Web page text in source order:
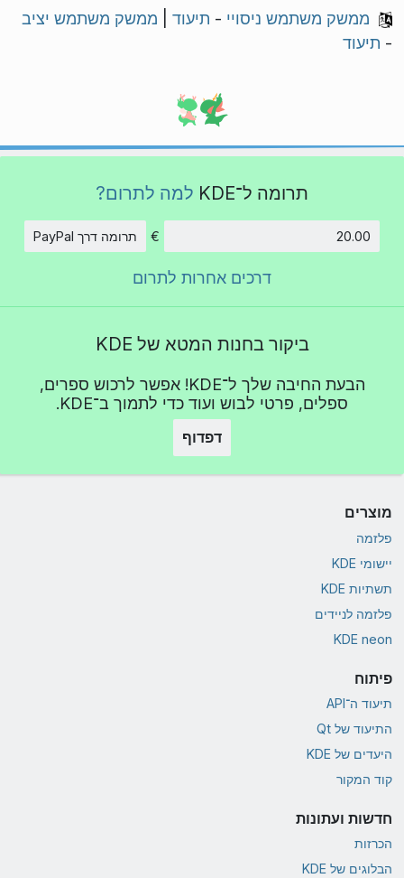
ממשק משתמש ניסויי - תיעוד
ממשק משתמש יציב
- תיעוד
תרומה ל־KDE למה לתרום?
€ תרומה דרך PayPal
דרכים אחרות לתרום
ביקור בחנות המטא של KDE
הבעת החיבה שלך ל־KDE! אפשר לרכוש ספרים,
ספלים, פרטי לבוש ועוד כדי לתמוך ב־KDE.
דפדוף
מוצרים
פלזמה
יישומי KDE
תשתיות KDE
פלזמה לניידים
KDE neon
פיתוח
תיעוד ה־API
התיעוד של Qt
היעדים של KDE
קוד המקור
חדשות ועתונות
הכרזות
הבלוגים של KDE